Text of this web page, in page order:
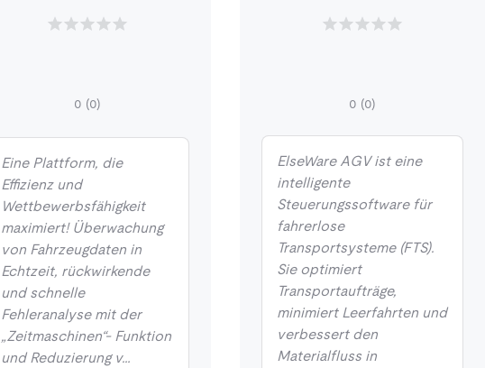
0 (0)
Eine Plattform, die
Effizienz und
Wettbewerbsfähigkeit
maximiert! Überwachung
von Fahrzeugdaten in
Echtzeit, rückwirkende
und schnelle
Fehleranalyse mit der
„Zeitmaschinen“- Funktion
und Reduzierung v…
0 (0)
ElseWare AGV ist eine
intelligente
Steuerungssoftware für
fahrerlose
Transportsysteme (FTS).
Sie optimiert
Transportaufträge,
minimiert Leerfahrten und
verbessert den
Materialfluss in